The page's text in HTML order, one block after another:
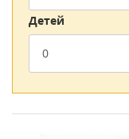
комфортно и
положительный и
Номера и питание
Номера дома
Детей